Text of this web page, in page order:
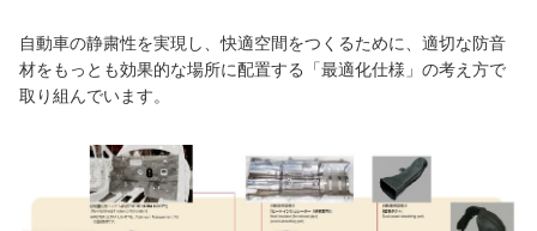
自動車の静粛性を実現し、快適空間をつくるために、適切な防音
材をもっとも効果的な場所に配置する「最適化仕様」の考え方で
取り組んでいます。